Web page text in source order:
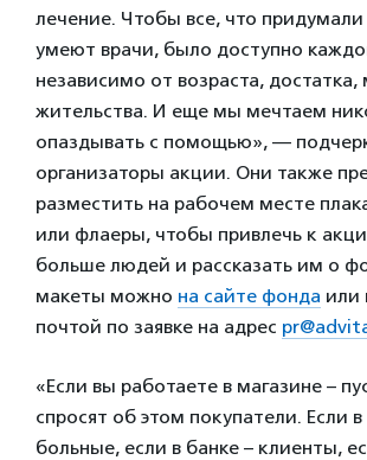
лечение. Чтобы все, что
умеют врачи, было доступно
независимо от возраста, достатка,
жительства. И еще мы мечтаем
опаздывать с помощью», —
организаторы акции. Они также
разместить на рабочем месте
или флаеры, чтобы привлечь к
больше людей и рассказать им о
макеты можно на сайте фонда или
почтой по заявке на адрес
«Если вы работаете в магазине –
спросят об этом покупатели. Если
больные, если в банке – клиенты,